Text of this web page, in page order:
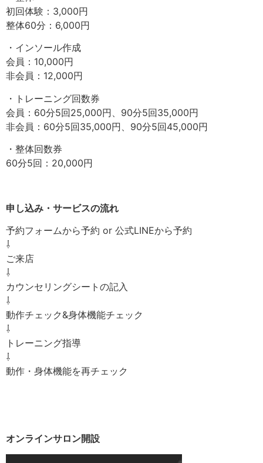
初回体験：3,000円
整体60分：6,000円
・インソール作成
会員：10,000円
非会員：12,000円
・トレーニング回数券
会員：60分5回25,000円、90分5回35,000円
非会員：60分5回35,000円、90分5回45,000円
・整体回数券
60分5回：20,000円
申し込み・サービスの流れ
予約フォームから予約 or 公式LINEから予約
⇩
ご来店
⇩
カウンセリングシートの記入
⇩
動作チェック&身体機能チェック
⇩
トレーニング指導
⇩
動作・身体機能を再チェック
オンラインサロン開設